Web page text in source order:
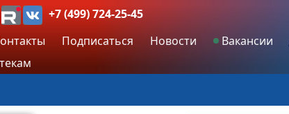
+7 (499) 724-25-45
Подписаться Новости Вакансии